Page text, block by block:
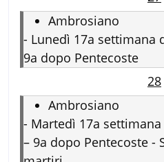
Ambrosiano
- Lunedì 17a settimana
9a dopo Pentecoste
28
Ambrosiano
- Martedì 17a
– 9a dopo Pentecoste -